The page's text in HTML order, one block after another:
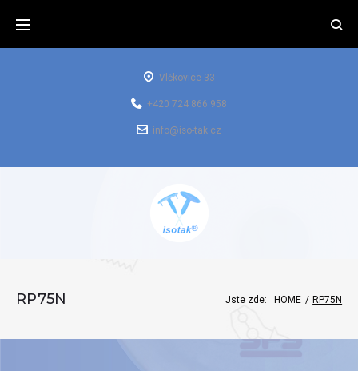
Vlčkovice 33
+420 724 866 958
info@iso-tak.cz
RP75N Jste zde: HOME / RP75N